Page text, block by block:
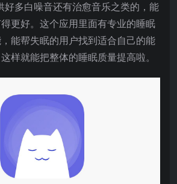
好多白噪音还有治愈音乐之类的，能
更好。这个应用里面有专业的睡眠
能帮失眠的用户找到适合自己的能
样就能把整体的睡眠质量提高啦。